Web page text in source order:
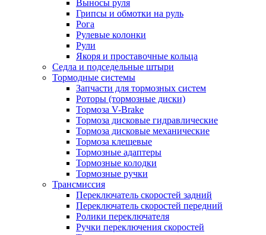
Выносы руля
Грипсы и обмотки на руль
Рога
Рулевые колонки
Рули
Якоря и проставочные кольца
Седла и подседельные штыри
Тормодные системы
Запчасти для тормозных систем
Роторы (тормозные диски)
Тормоза V-Brake
Тормоза дисковые гидравлические
Тормоза дисковые механические
Тормоза клещевые
Тормозные адаптеры
Тормозные колодки
Тормозные ручки
Трансмиссия
Переключатель скоростей задний
Переключатель скоростей передний
Ролики переключателя
Ручки переключения скоростей